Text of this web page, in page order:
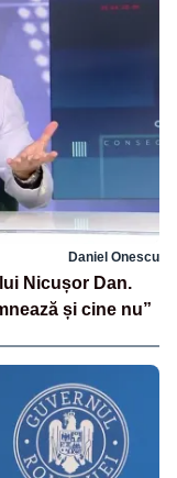
Daniel Onescu
Nicușor Dan.
și cine nu”